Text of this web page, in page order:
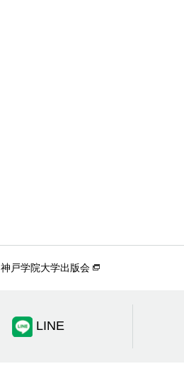
神戸学院大学出版会
LINE